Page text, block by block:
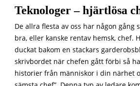
Teknologer – hjärtlösa
De allra flesta av oss har någon gång
bra, eller kanske rentav hemsk, chef.
duckat bakom en stackars
skrivbordet när chefen gått förbi så
historier från människor i din närhet